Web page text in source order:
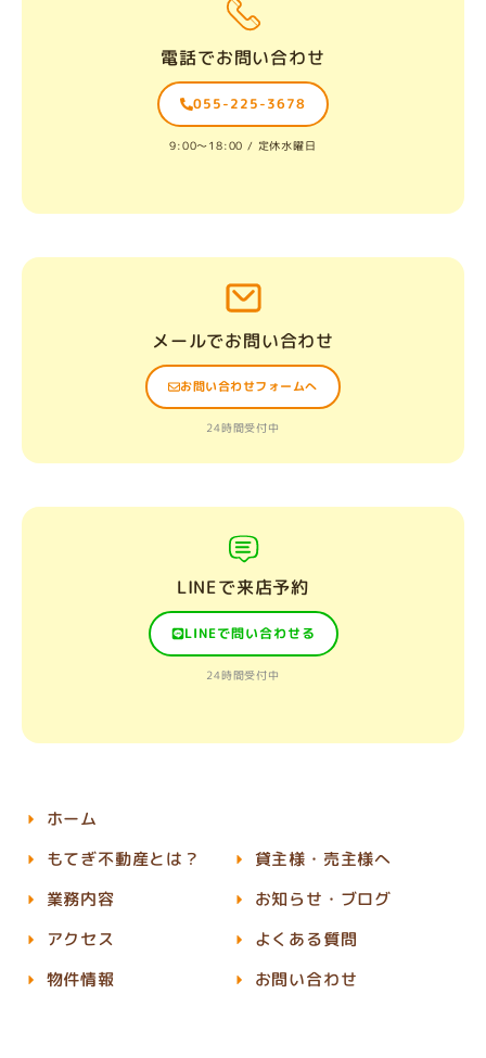
電話でお問い合わせ
055-225-3678
9:00〜18:00 / 定休水曜日
メールでお問い合わせ
お問い合わせフォームへ
24時間受付中
LINEで来店予約
LINEで問い合わせる
24時間受付中
ホーム
もてぎ不動産とは？
業務内容
アクセス
物件情報
貸主様・売主様へ
お知らせ・ブログ
よくある質問
お問い合わせ